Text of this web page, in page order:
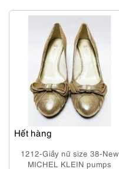
Hết hàng
1212-Giầy nữ size 38-New
MICHEL KLEIN pumps